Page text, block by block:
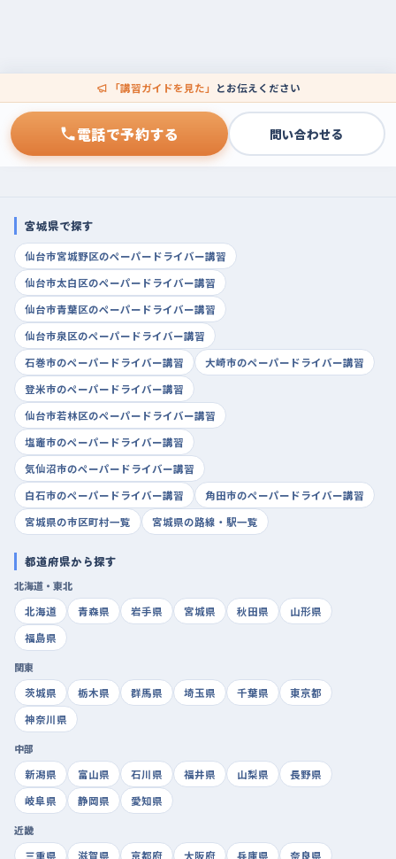
「講習ガイドを見た」 とお伝えください
電話で予約する 問い合わせる
宮城県で探す
仙台市宮城野区のペーパードライバー講習
仙台市太白区のペーパードライバー講習
仙台市青葉区のペーパードライバー講習
仙台市泉区のペーパードライバー講習
石巻市のペーパードライバー講習
大崎市のペーパードライバー講習
登米市のペーパードライバー講習
仙台市若林区のペーパードライバー講習
塩竈市のペーパードライバー講習
気仙沼市のペーパードライバー講習
白石市のペーパードライバー講習
角田市のペーパードライバー講習
宮城県の市区町村一覧
宮城県の路線・駅一覧
都道府県から探す
北海道・東北
北海道
青森県 岩手県 宮城県 秋田県
山形県
福島県
関東
茨城県
栃木県 群馬県 埼玉県 千葉県
東京都
神奈川県
中部
新潟県
富山県 石川県 福井県 山梨県
長野県
岐阜県
静岡県 愛知県
近畿
三重県
滋賀県 京都府 大阪府 兵庫県
奈良県